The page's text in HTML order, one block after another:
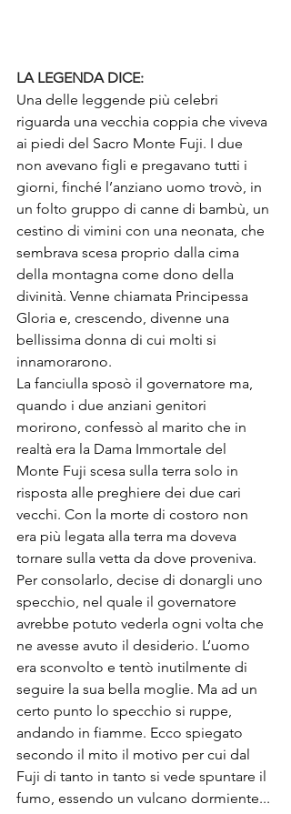
LA LEGENDA DICE:
Una delle leggende più celebri
riguarda una vecchia coppia che viveva
ai piedi del Sacro Monte Fuji. I due
non avevano figli e pregavano tutti i
giorni, finché l’anziano uomo trovò, in
un folto gruppo di canne di bambù, un
cestino di vimini con una neonata, che
sembrava scesa proprio dalla cima
della montagna come dono della
divinità. Venne chiamata Principessa
Gloria e, crescendo, divenne una
bellissima donna di cui molti si
innamorarono.
La fanciulla sposò il governatore ma,
quando i due anziani genitori
morirono, confessò al marito che in
realtà era la Dama Immortale del
Monte Fuji scesa sulla terra solo in
risposta alle preghiere dei due cari
vecchi. Con la morte di costoro non
era più legata alla terra ma doveva
tornare sulla vetta da dove proveniva.
Per consolarlo, decise di donargli uno
specchio, nel quale il governatore
avrebbe potuto vederla ogni volta che
ne avesse avuto il desiderio. L’uomo
era sconvolto e tentò inutilmente di
seguire la sua bella moglie. Ma ad un
certo punto lo specchio si ruppe,
andando in fiamme. Ecco spiegato
secondo il mito il motivo per cui dal
Fuji di tanto in tanto si vede spuntare il
fumo, essendo un vulcano dormiente...